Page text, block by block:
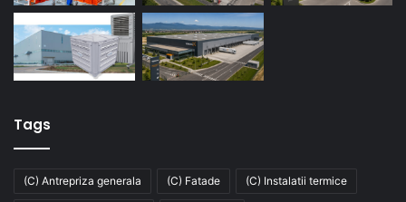
Tags
(C) Antrepriza generala (C) Fatade (C) Instalatii termice